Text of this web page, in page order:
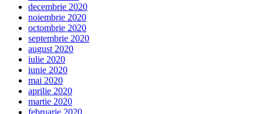
decembrie 2020
noiembrie 2020
octombrie 2020
septembrie 2020
august 2020
iulie 2020
iunie 2020
mai 2020
aprilie 2020
martie 2020
februarie 2020